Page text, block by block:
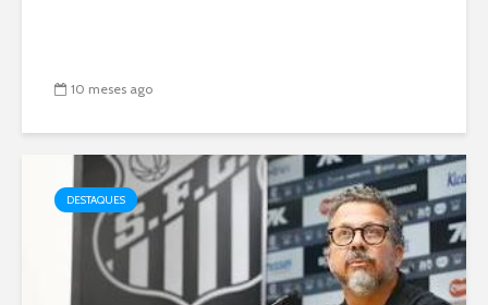
10 meses ago
DESTAQUES